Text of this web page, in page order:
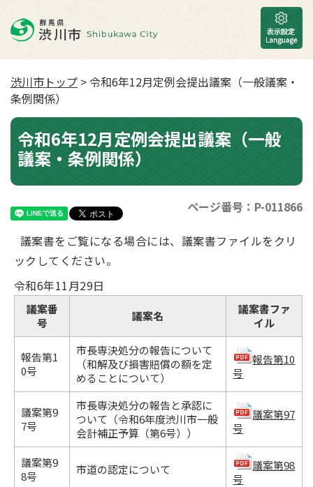
渋川市トップ > 令和6年12月定例会提出議案（一般議案・
条例関係）
令和6年12月定例会提出議案（一般
議案・条例関係）
ページ番号：P-011866
議案書をご覧になる場合には、議案書ファイルをクリ
ックしてください。
令和6年11月29日
議案番
号
議案名
議案書ファ
イル
報告第1
0号
市長専決処分の報告について
（和解及び損害賠償の額を定
めることについて）
報告第10
号
議案第9
7号
市長専決処分の報告と承認に
ついて（令和6年度渋川市一般
会計補正予算（第6号））
議案第97
号
議案第9
8号
市道の認定について
議案第98
号